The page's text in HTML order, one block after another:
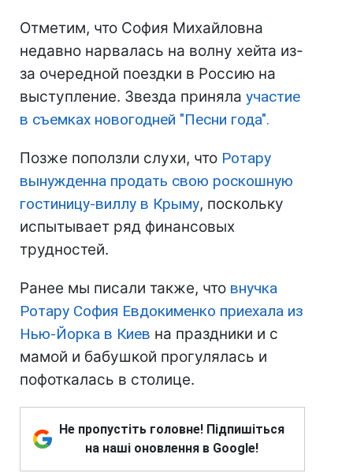
Отметим, что София Михайловна
недавно нарвалась на волну хейта из-
за очередной поездки в Россию на
выступление. Звезда приняла участие
в съемках новогодней "Песни года".
Позже поползли слухи, что Ротару
вынужденна продать свою роскошную
гостиницу-виллу в Крыму, поскольку
испытывает ряд финансовых
трудностей.
Ранее мы писали также, что внучка
Ротару София Евдокименко приехала из
Нью-Йорка в Киев на праздники и с
мамой и бабушкой прогулялась и
пофоткалась в столице.
Не пропустіть головне! Підпишіться
на наші оновлення в Google!